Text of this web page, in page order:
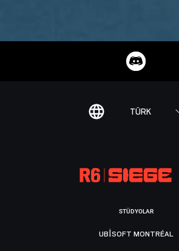
TÜRK
STÜDYOLAR
UBISOFT MONTRÉAL